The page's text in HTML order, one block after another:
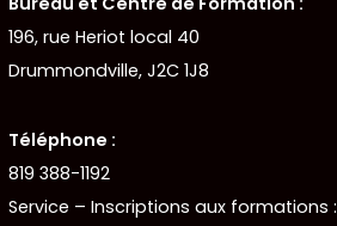
196, rue Heriot local 40
Drummondville, J2C 1J8
Téléphone :
819 388-1192
Service – Inscriptions aux formations :